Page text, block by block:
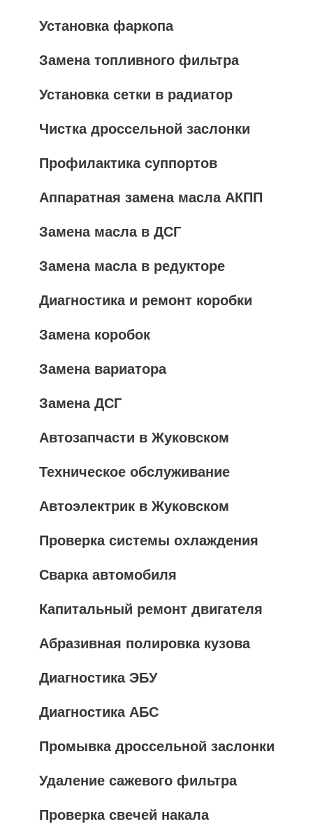
Установка фаркопа
Замена топливного фильтра
Установка сетки в радиатор
Чистка дроссельной заслонки
Профилактика суппортов
Аппаратная замена масла АКПП
Замена масла в ДСГ
Замена масла в редукторе
Диагностика и ремонт коробки
Замена коробок
Замена вариатора
Замена ДСГ
Автозапчасти в Жуковском
Техническое обслуживание
Автоэлектрик в Жуковском
Проверка системы охлаждения
Сварка автомобиля
Капитальный ремонт двигателя
Абразивная полировка кузова
Диагностика ЭБУ
Диагностика АБС
Промывка дроссельной заслонки
Удаление сажевого фильтра
Проверка свечей накала